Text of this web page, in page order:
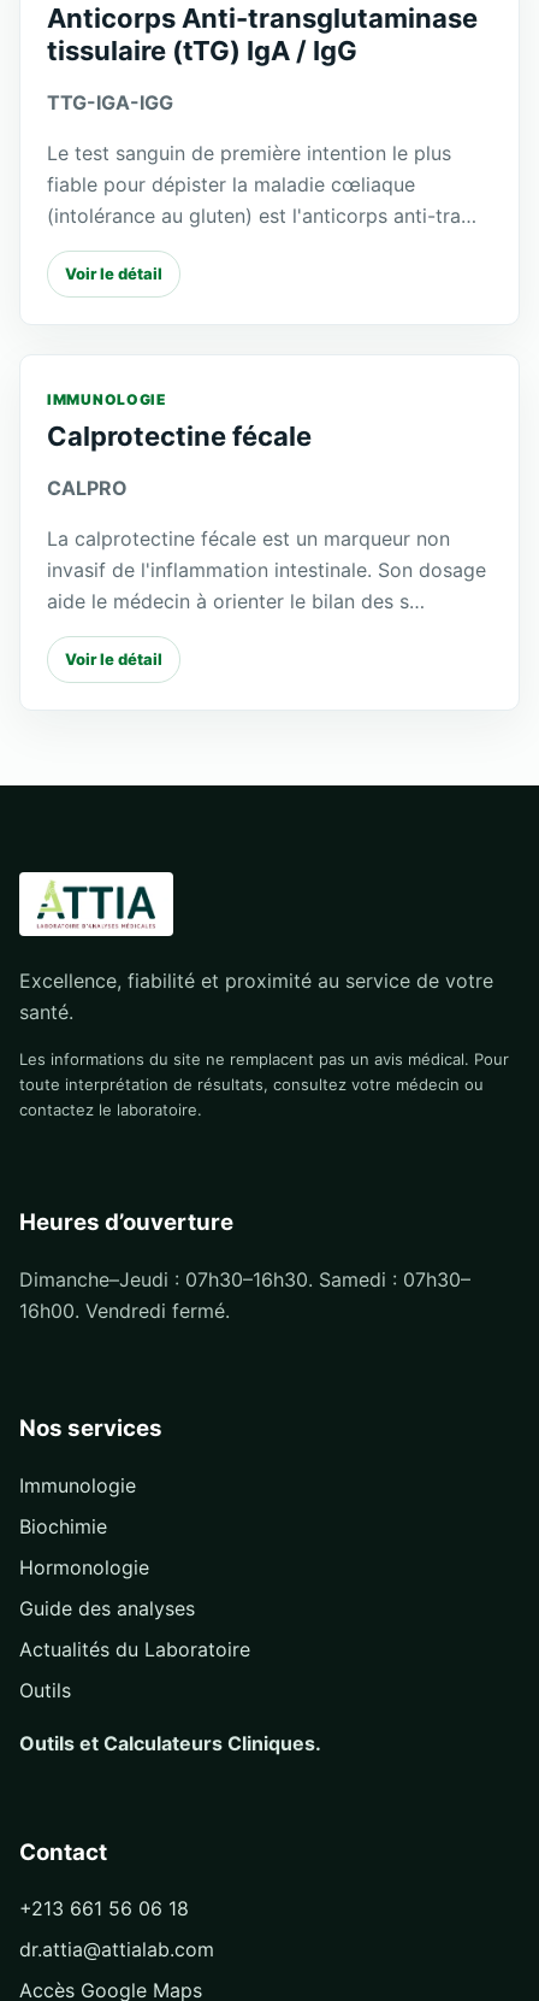
Anticorps Anti-transglutaminase
tissulaire (tTG) IgA / IgG
TTG-IGA-IGG
Le test sanguin de première intention le plus
fiable pour dépister la maladie cœliaque
(intolérance au gluten) est l'anticorps anti-tra…
Voir le détail
IMMUNOLOGIE
Calprotectine fécale
CALPRO
La calprotectine fécale est un marqueur non
invasif de l'inflammation intestinale. Son dosage
aide le médecin à orienter le bilan des s…
Voir le détail
Excellence, fiabilité et proximité au service de votre
santé.
Les informations du site ne remplacent pas un avis médical. Pour
toute interprétation de résultats, consultez votre médecin ou
contactez le laboratoire.
Heures d’ouverture
Dimanche–Jeudi : 07h30–16h30. Samedi : 07h30–
16h00. Vendredi fermé.
Nos services
Immunologie
Biochimie
Hormonologie
Guide des analyses
Actualités du Laboratoire
Outils
Outils et Calculateurs Cliniques.
Contact
+213 661 56 06 18
dr.attia@attialab.com
Accès Google Maps